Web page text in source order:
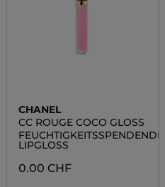
CHANEL
CC ROUGE COCO GLOSS
FEUCHTIGKEITSSPENDENDER
LIPGLOSS
0.00 CHF